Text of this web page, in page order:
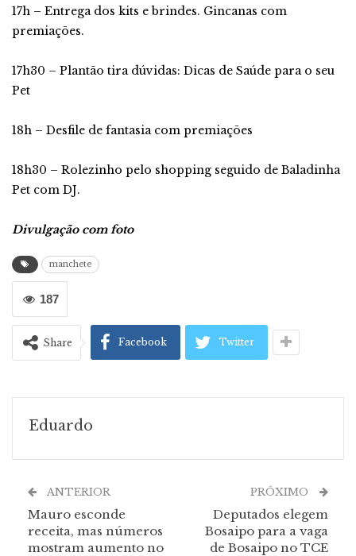
17h – Entrega dos kits e brindes. Gincanas com
premiações.
17h30 – Plantão tira dúvidas: Dicas de Saúde para o seu
Pet
18h – Desfile de fantasia com premiações
18h30 – Rolezinho pelo shopping seguido de Baladinha
Pet com DJ.
Divulgação com foto
manchete
187
Share Facebook Twitter
Eduardo
ANTERIOR
Mauro esconde
receita, mas números
mostram aumento no
PRÓXIMO
Deputados elegem
Bosaipo para a vaga
de Bosaipo no TCE